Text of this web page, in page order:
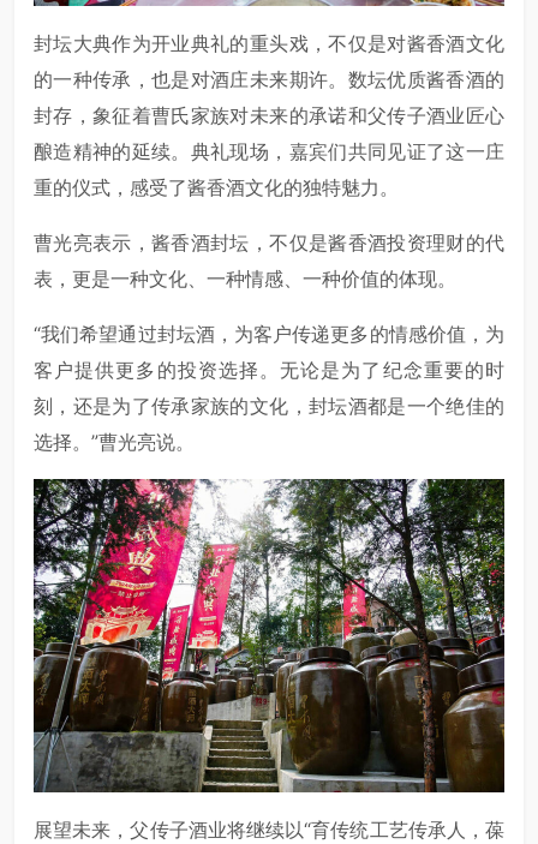
封坛大典作为开业典礼的重头戏，不仅是对酱香酒文化
的一种传承，也是对酒庄未来期许。数坛优质酱香酒的
封存，象征着曹氏家族对未来的承诺和父传子酒业匠心
酿造精神的延续。典礼现场，嘉宾们共同见证了这一庄
重的仪式，感受了酱香酒文化的独特魅力。
曹光亮表示，酱香酒封坛，不仅是酱香酒投资理财的代
表，更是一种文化、一种情感、一种价值的体现。
“我们希望通过封坛酒，为客户传递更多的情感价值，为
客户提供更多的投资选择。无论是为了纪念重要的时
刻，还是为了传承家族的文化，封坛酒都是一个绝佳的
选择。”曹光亮说。
展望未来，父传子酒业将继续以“育传统工艺传承人，葆